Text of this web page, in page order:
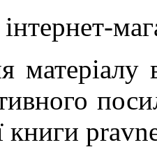
матеріалу
книги